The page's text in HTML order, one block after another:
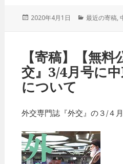
投
2020年4月1日
カ
ー
最近の寄稿,
【寄稿】【無料
交』3/4月号に
について
外交専門誌『外交』の３/４